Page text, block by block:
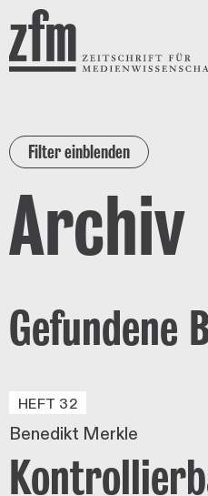
Direkt zum Inhalt
ZEITSCHRIFT FÜR
MEDIENWISSENSCHAFT
Filter einblenden
Archiv
Gefundene
HEFT 32
Benedikt Merkle